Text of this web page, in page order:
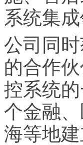
系统集
公司同
的合作
控系统
个金融
海等地